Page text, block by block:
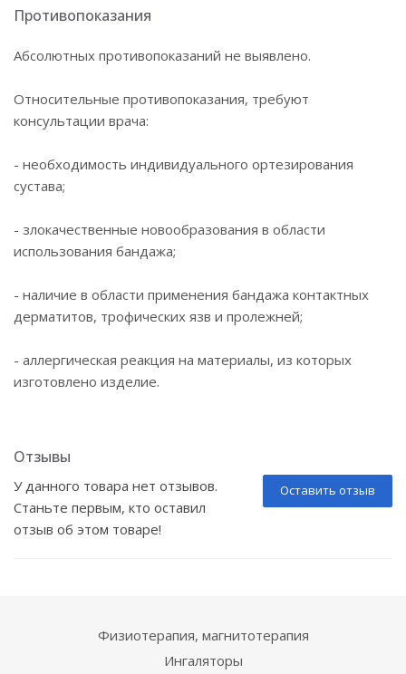
Противопоказания
Абсолютных противопоказаний не выявлено.
Относительные противопоказания, требуют
консультации врача:
- необходимость индивидуального ортезирования
сустава;
- злокачественные новообразования в области
использования бандажа;
- наличие в области применения бандажа контактных
дерматитов, трофических язв и пролежней;
- аллергическая реакция на материалы, из которых
изготовлено изделие.
Отзывы
Оставить отзыв
У данного товара нет отзывов.
Станьте первым, кто оставил
отзыв об этом товаре!
Физиотерапия, магнитотерапия
Ингаляторы